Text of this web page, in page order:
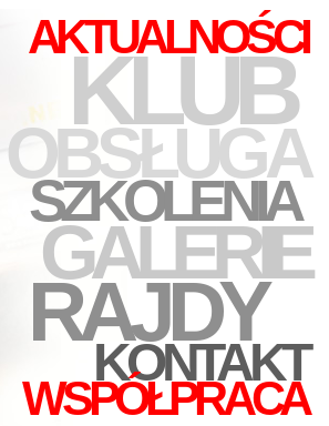
AKTUALNOŚCI
KLUB
OBSŁUGA
SZKOLENIA
GALERIE
RAJDY
KONTAKT
WSPÓŁPRACA